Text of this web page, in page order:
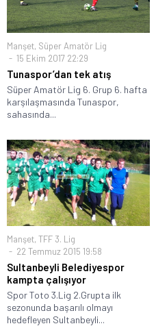
Manşet, Süper Amatör Lig
15 Ekim 2017 22:29
Tunaspor’dan tek atış
Süper Amatör Lig 6. Grup 6. hafta
karşılaşmasında Tunaspor,
sahasında...
Manşet, TFF 3. Lig
22 Temmuz 2015 19:58
Sultanbeyli Belediyespor
kampta çalışıyor
Spor Toto 3.Lig 2.Grupta ilk
sezonunda başarılı olmayı
hedefleyen Sultanbeyli...